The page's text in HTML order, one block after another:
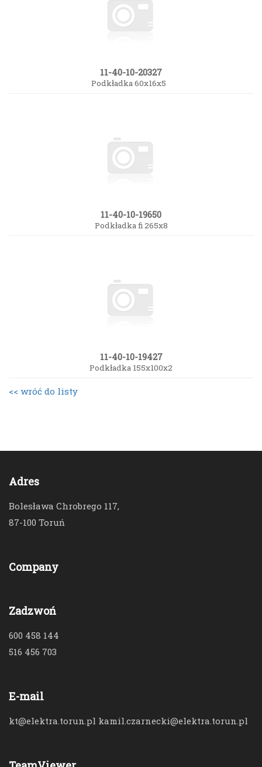
11-40-10-20327
Podkładka 60x16x5
11-40-10-19650
Podkładka fi 265x8
11-40-10-19427
Podkładka 155x100x2
<< wróć do listy
Adres
Bolesława Chrobrego 117,
87-100 Toruń
Company
Zadzwoń
600 458 144
516 456 703
E-mail
kt@elektra.torun.pl kamil.czarnecki@elektra.torun.pl